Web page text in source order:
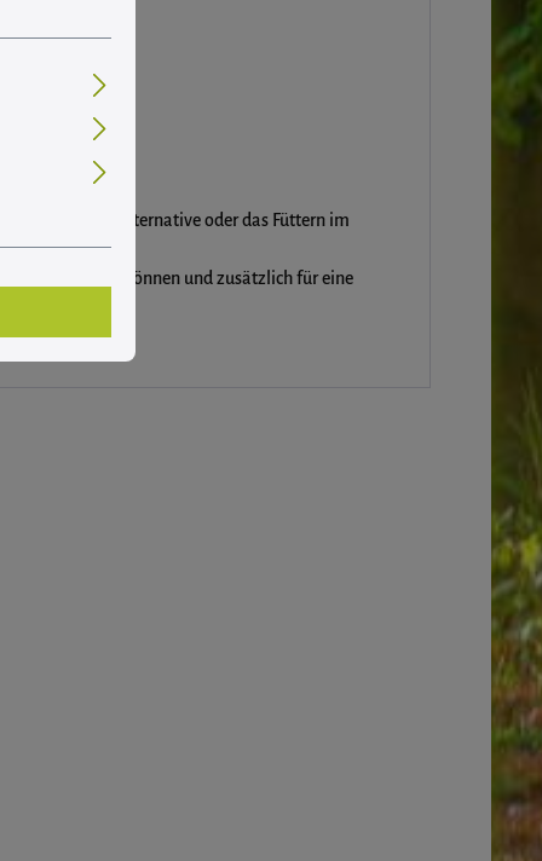
als Alternative oder das Füttern im
werden können und zusätzlich für eine